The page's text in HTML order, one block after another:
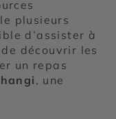
plusieurs
d’assister à
découvrir les
un repas
hangi , une